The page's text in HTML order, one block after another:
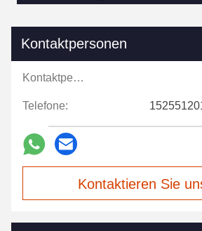
Kontaktpersonen
Kontaktpersonen:
Telefone:
Kontaktieren Sie